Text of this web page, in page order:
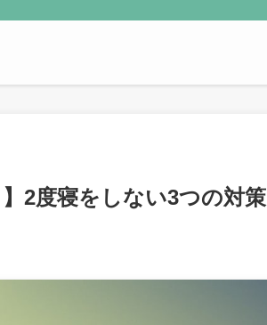
2度寝をしない3つの対策